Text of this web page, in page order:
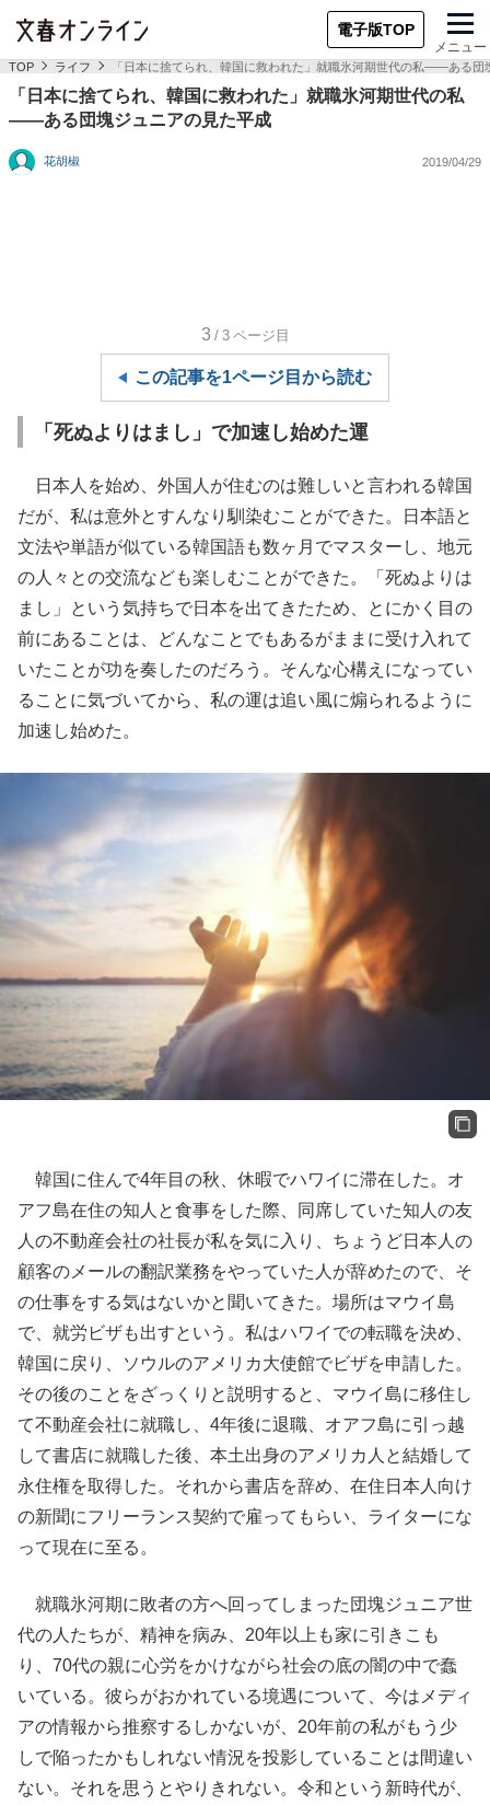
電子版TOP
メニュー
TOP ライフ 「日本に捨てられ、韓国に救われた」就職氷河期世代の私――ある団
「日本に捨てられ、韓国に救われた」就職氷河期世代の私
――ある団塊ジュニアの見た平成
花胡椒 2019/04/29
3 /3 ページ目
この記事を1ページ目から読む
「死ぬよりはまし」で加速し始めた運
日本人を始め、外国人が住むのは難しいと言われる韓国
だが、私は意外とすんなり馴染むことができた。日本語と
文法や単語が似ている韓国語も数ヶ月でマスターし、地元
の人々との交流なども楽しむことができた。「死ぬよりは
まし」という気持ちで日本を出てきたため、とにかく目の
前にあることは、どんなことでもあるがままに受け入れて
いたことが功を奏したのだろう。そんな心構えになってい
ることに気づいてから、私の運は追い風に煽られるように
加速し始めた。
韓国に住んで4年目の秋、休暇でハワイに滞在した。オ
アフ島在住の知人と食事をした際、同席していた知人の友
人の不動産会社の社長が私を気に入り、ちょうど日本人の
顧客のメールの翻訳業務をやっていた人が辞めたので、そ
の仕事をする気はないかと聞いてきた。場所はマウイ島
で、就労ビザも出すという。私はハワイでの転職を決め、
韓国に戻り、
ソウルのアメリカ大使館でビザを申請した。
その後のことをざっくりと説明すると、マウイ島に移住し
て不動産会社に就職し、4年後に退職、オアフ島に引っ越
して書店に就職した後、本土出身のアメリカ人と結婚して
永住権を取得した。それから書店を辞め、在住日本人向け
の新聞にフリーランス契約で雇ってもらい、ライターにな
って現在に至る。
就職氷河期に敗者の方へ回ってしまった団塊ジュニア世
代の人たちが、精神を病み、20年以上も家に引きこも
り、70代の親に心労をかけながら社会の底の闇の中で蠢
いている。彼らがおかれている境遇について、今はメディ
アの情報から推察するしかないが、20年前の私がもう少
しで陥ったかもしれない情況を投影していることは間違い
ない。それを思うとやりきれない。令和という新時代が、